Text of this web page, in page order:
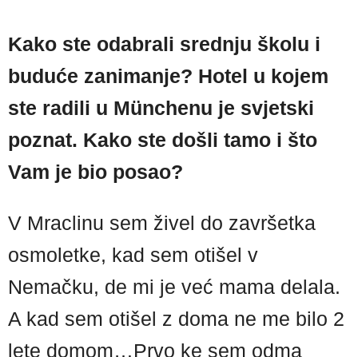
Kako ste odabrali srednju školu i
buduće zanimanje? Hotel u kojem
ste radili u Münchenu je svjetski
poznat. Kako ste došli tamo i što
Vam je bio posao?
V Mraclinu sem živel do završetka
osmoletke, kad sem otišel v
Nemačku, de mi je već mama delala.
A kad sem otišel z doma ne me bilo 2
lete domom…Prvo ke sem odma